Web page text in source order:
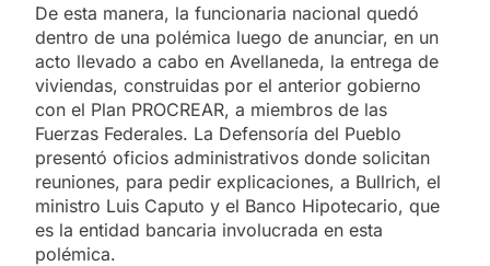
De esta manera, la funcionaria nacional quedó
dentro de una polémica luego de anunciar, en un
acto llevado a cabo en Avellaneda, la entrega de
viviendas, construidas por el anterior gobierno
con el Plan PROCREAR, a miembros de las
Fuerzas Federales. La Defensoría del Pueblo
presentó oficios administrativos donde solicitan
reuniones, para pedir explicaciones, a Bullrich, el
ministro Luis Caputo y el Banco Hipotecario, que
es la entidad bancaria involucrada en esta
polémica.